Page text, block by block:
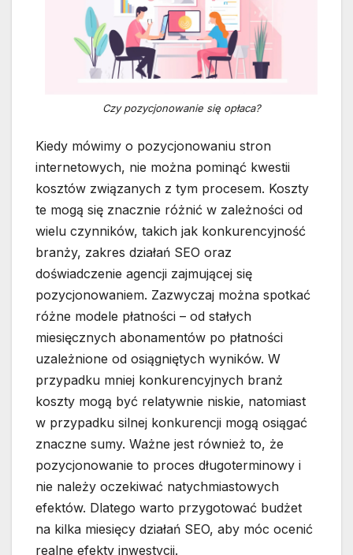
Czy pozycjonowanie się opłaca?
Kiedy mówimy o pozycjonowaniu stron
internetowych, nie można pominąć kwestii
kosztów związanych z tym procesem. Koszty
te mogą się znacznie różnić w zależności od
wielu czynników, takich jak konkurencyjność
branży, zakres działań SEO oraz
doświadczenie agencji zajmującej się
pozycjonowaniem. Zazwyczaj można spotkać
różne modele płatności – od stałych
miesięcznych abonamentów po płatności
uzależnione od osiągniętych wyników. W
przypadku mniej konkurencyjnych branż
koszty mogą być relatywnie niskie, natomiast
w przypadku silnej konkurencji mogą osiągać
znaczne sumy. Ważne jest również to, że
pozycjonowanie to proces długoterminowy i
nie należy oczekiwać natychmiastowych
efektów. Dlatego warto przygotować budżet
na kilka miesięcy działań SEO, aby móc ocenić
realne efekty inwestycji.